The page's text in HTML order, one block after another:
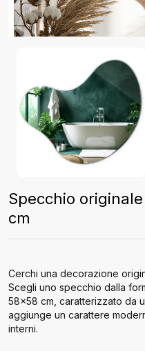
Specchio
cm
Cerchi una decorazione
Scegli uno specchio dalla
58x58 cm, caratterizzato da
aggiunge un carattere
interni.